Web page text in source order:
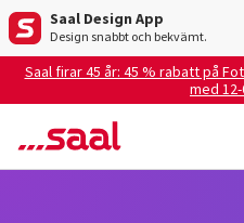
Saal Design App
Design snabbt och bekvämt.
Saal firar 45 år: 45 % rabatt på
med